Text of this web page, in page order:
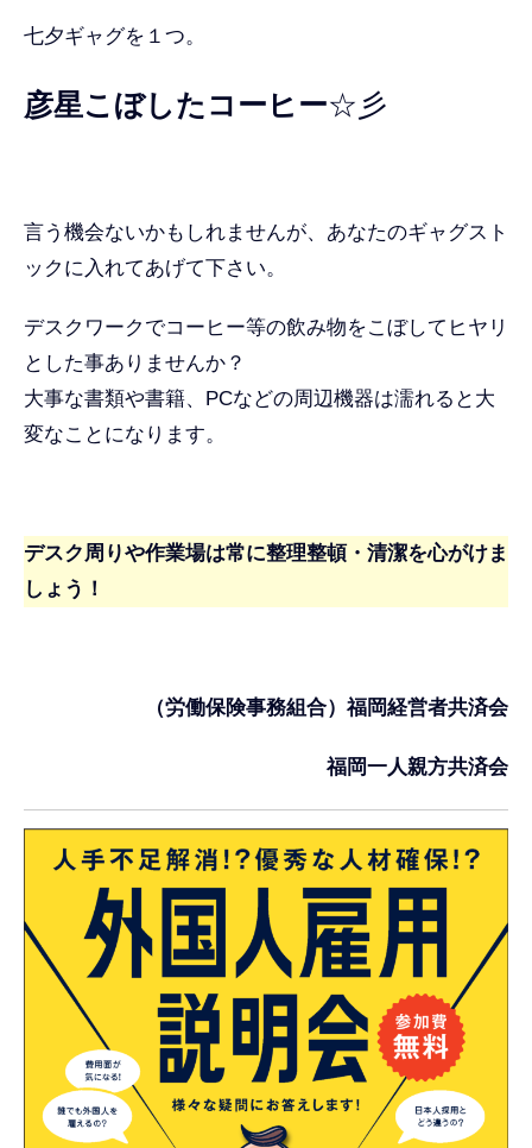
七夕ギャグを１つ。
彦星こぼしたコーヒー☆彡
言う機会ないかもしれませんが、あなたのギャグスト
ックに入れてあげて下さい。
デスクワークでコーヒー等の飲み物をこぼしてヒヤリ
とした事ありませんか？
大事な書類や書籍、PCなどの周辺機器は濡れると大
変なことになります。
デスク周りや作業場は常に整理整頓・清潔を心がけま
しょう！
（労働保険事務組合）福岡経営者共済会
福岡一人親方共済会